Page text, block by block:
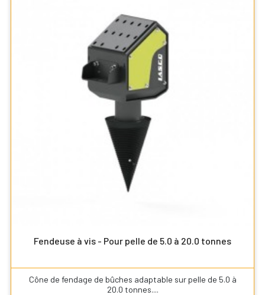
Fendeuse à vis - Pour pelle de 5.0 à 20.0 tonnes
Cône de fendage de bûches adaptable sur pelle de 5.0 à
20.0 tonnes....